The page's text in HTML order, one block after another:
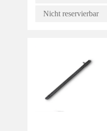
Nicht reservierbar